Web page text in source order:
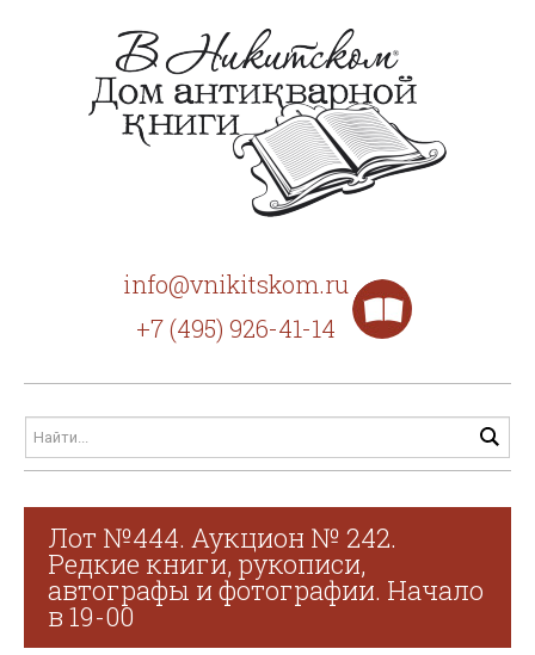
info@vnikitskom.ru
+7 (495) 926-41-14
Лот №444. Аукцион № 242.
Редкие книги, рукописи,
автографы и фотографии. Начало
в 19-00